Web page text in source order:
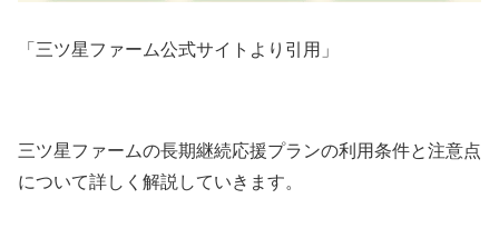
「三ツ星ファーム公式サイトより引用」
三ツ星ファームの長期継続応援プランの利用条件と注意点
について詳しく解説していきます。